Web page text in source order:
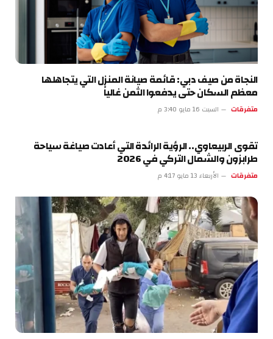
النجاة من صيف دبي: قائمة صيانة المنزل التي يتجاهلها
معظم السكان حتى يدفعوا الثمن غالياً
متفرقات السبت 16 مايو 3:40 م
تقوى الربيعاوي.. الرؤية الرائدة التي أعادت صياغة سياحة
طرابزون والشمال التركي في 2026
متفرقات الأربعاء 13 مايو 4:17 م